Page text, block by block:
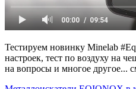
Тестируем новинку Minelab
настроек, тест по воздуху на
на вопросы и многое другое...